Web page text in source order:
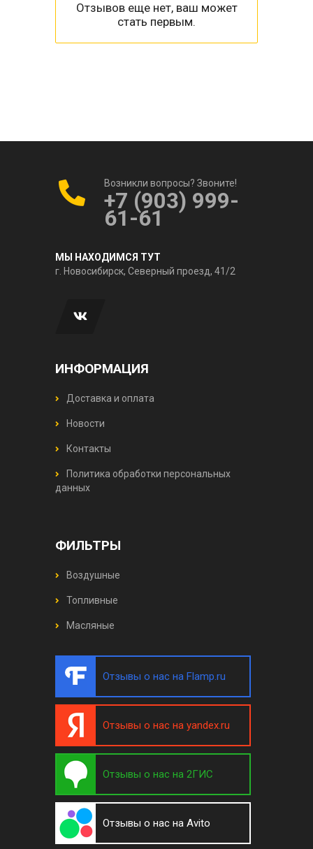
Отзывов еще нет, ваш может
стать первым.
Возникли вопросы? Звоните!
+7 (903) 999-
61-61
МЫ НАХОДИМСЯ ТУТ
г. Новосибирск, Северный проезд, 41/2
ИНФОРМАЦИЯ
Доставка и оплата
Новости
Контакты
Политика обработки персональных
данных
ФИЛЬТРЫ
Воздушные
Топливные
Масляные
Отзывы о нас на Flamp.ru
Отзывы о нас на yandex.ru
Отзывы о нас на 2ГИС
Отзывы о нас на Avito